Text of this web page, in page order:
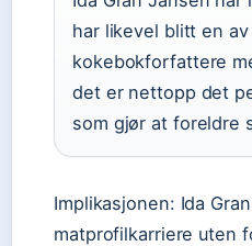
har likevel blitt en
kokebokforfattere
det er nettopp det
som gjør at foreldre
Implikasjonen: Ida
matprofilkarriere uten